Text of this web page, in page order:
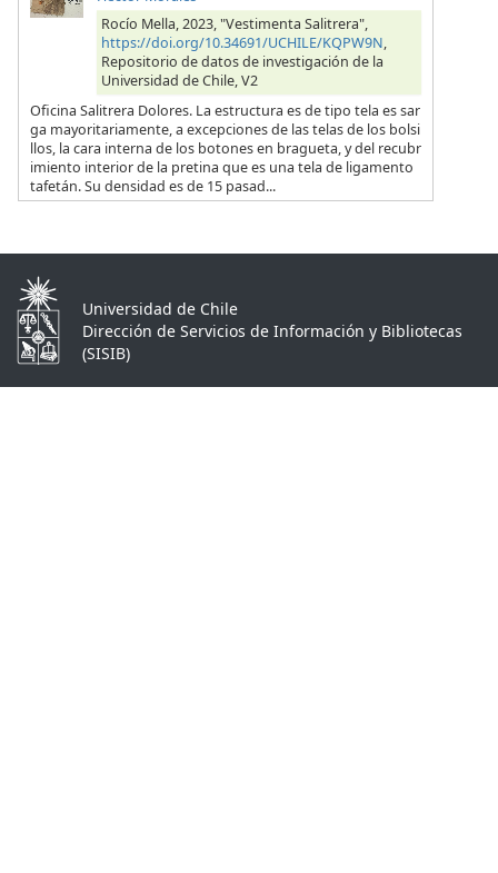
Rocío Mella, 2023, "Vestimenta Salitrera",
https://doi.org/10.34691/UCHILE/KQPW9N,
Repositorio de datos de investigación de la
Universidad de Chile, V2
Oficina Salitrera Dolores. La estructura es de tipo tela es sar
ga mayoritariamente, a excepciones de las telas de los bolsi
llos, la cara interna de los botones en bragueta, y del recubr
imiento interior de la pretina que es una tela de ligamento
tafetán. Su densidad es de 15 pasad...
Universidad de Chile
Dirección de Servicios de Información y Bibliotecas
(SISIB)